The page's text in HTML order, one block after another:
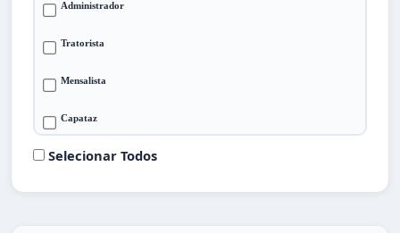
Administrador
Tratorista
Mensalista
Capataz
Selecionar Todos